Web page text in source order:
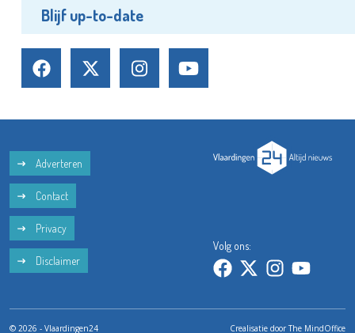
Blijf up-to-date
Adverteren
Contact
Privacy
Disclaimer
Volg ons:
© 2026 - Vlaardingen24 Crealisatie doorThe MindOffice